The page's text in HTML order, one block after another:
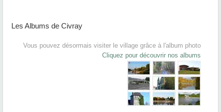
Les Albums de Civray
Vous pouvez désormais visiter le village grâce à l'album photo
Cliquez pour découvrir nos albums